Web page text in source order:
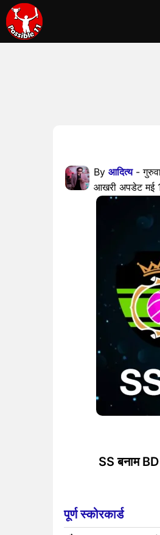
By आदित्य-
आखरी अपडेट मई
SS बनाम
पूर्ण स्कोरकार्ड